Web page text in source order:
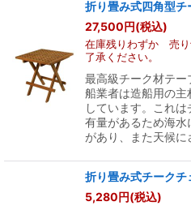
折り畳み式四角型チ
27,500円(税込)
在庫残りわずか 売り
了承ください。
最高級チーク材テ
船業者は造船用の
しています。これ
有量があるため海水
があり、また天候
折り畳み式チークチ
5,280円(税込)